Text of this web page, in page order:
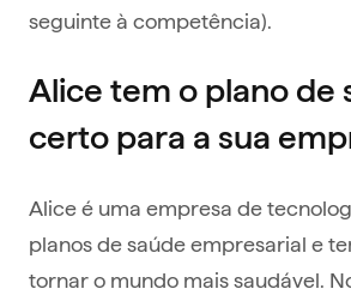
seguinte à competência).
Alice tem o plano de
certo para a sua
Alice é uma empresa de
planos de saúde empresarial e
tornar o mundo mais saudável.